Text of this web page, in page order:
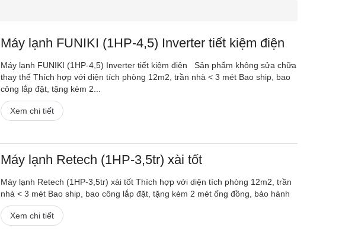
Máy lạnh FUNIKI (1HP-4,5) Inverter tiết kiệm điện
Máy lạnh FUNIKI (1HP-4,5) Inverter tiết kiệm điện Sản phẩm không sửa chữa
thay thế Thích hợp với diện tích phòng 12m2, trần nhà < 3 mét Bao ship, bao
công lắp đặt, tặng kèm 2...
Xem chi tiết
Máy lạnh Retech (1HP-3,5tr) xài tốt
Máy lạnh Retech (1HP-3,5tr) xài tốt Thích hợp với diện tích phòng 12m2, trần
nhà < 3 mét Bao ship, bao công lắp đặt, tặng kèm 2 mét ống đồng, bảo hành
Xem chi tiết